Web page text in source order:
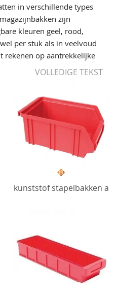
in verschillende types
zijn
kleuren geel, rood,
per stuk als in veelvoud
rekenen op aantrekkelijke
VOLLEDIGE TEKST
kunststof stapelbakken a